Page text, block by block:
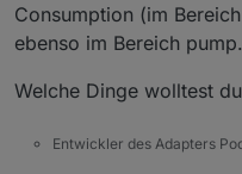
Consumption (im
ebenso im Bereich
Welche Dinge wolltest
Entwickler des Adapters